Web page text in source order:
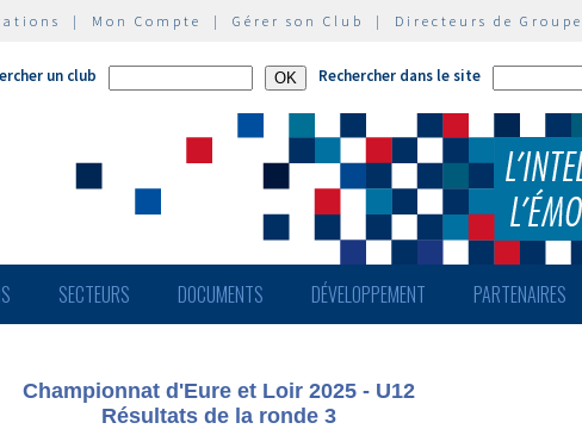
| Mon Compte | Gérer son Club | Directeurs de
un club Rechercher dans le site
SECTEURS DOCUMENTS DÉVELOPPEMENT PARTENAIRES
Championnat d'Eure et Loir 2025 - U12
Résultats de la ronde 3